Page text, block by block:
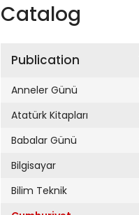
Catalog
Publication
Anneler Günü
Atatürk Kitapları
Babalar Günü
Bilgisayar
Bilim Teknik